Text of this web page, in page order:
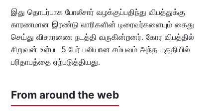
இது தொடர்பாக போலீசார் வழக்குப்பதிந்து விபத்துக்கு
காரணமான இரண்டு லாரிகளின் டிரைவர்களையும் கைது
செய்து விசாரணை நடத்தி வருகின்றனர். கோர விபத்தில்
சிறுவன் உள்பட 5 பேர் பலியான சம்பவம் அந்த பகுதியில்
பரிதாபத்தை ஏற்படுத்தியது.
From around the web